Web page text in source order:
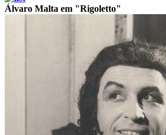
Álvaro Malta em "Rigoletto"